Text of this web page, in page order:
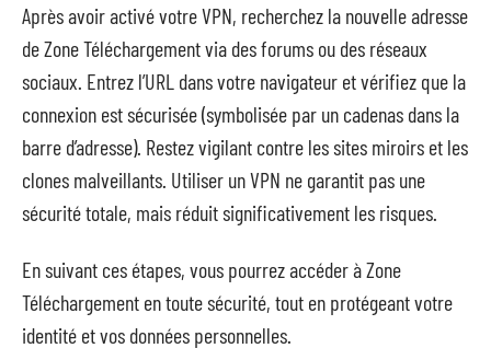
Après avoir activé votre VPN, recherchez la nouvelle adresse
de Zone Téléchargement via des forums ou des réseaux
sociaux. Entrez l’URL dans votre navigateur et vérifiez que la
connexion est sécurisée (symbolisée par un cadenas dans la
barre d’adresse). Restez vigilant contre les sites miroirs et les
clones malveillants. Utiliser un VPN ne garantit pas une
sécurité totale, mais réduit significativement les risques.
En suivant ces étapes, vous pourrez accéder à Zone
Téléchargement en toute sécurité, tout en protégeant votre
identité et vos données personnelles.